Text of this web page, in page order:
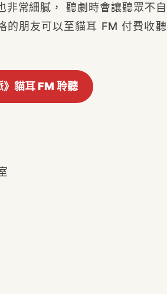
非常細膩， 聽劇時會讓聽眾不自
的朋友可以至貓耳 FM 付費收聽
》貓耳 FM 聆聽